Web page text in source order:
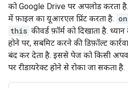
को Google Drive पर अपलोड करता
में फ़ाइल का यूआरएल प्रिंट करता है.
this कीवर्ड फ़ॉर्म को दिखाता है.
होने पर, सबमिट करने की डिफ़ॉल्ट
बंद कर देता है. इससे पेज को किसी
पर रीडायरेक्ट होने से रोका जा सकता है.